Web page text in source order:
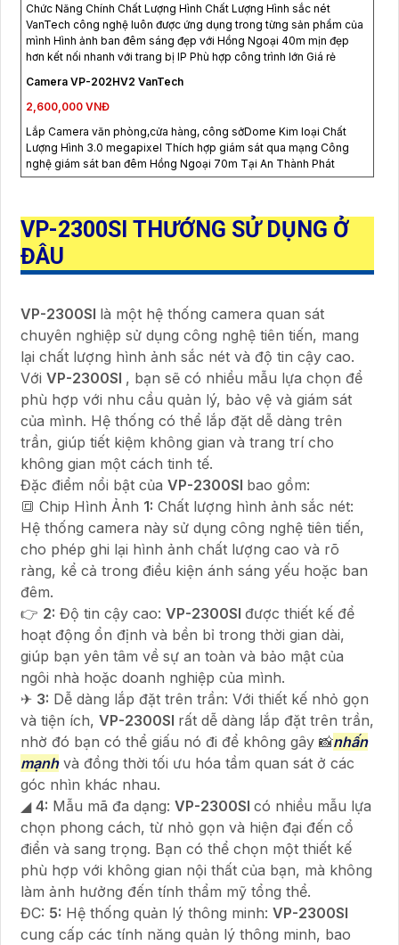
Chức Năng Chính Chất Lượng Hình Chất Lượng Hình sắc nét
VanTech công nghệ luôn được ứng dụng trong từng sản phẩm của
mình Hình ảnh ban đêm sáng đẹp với Hồng Ngoại 40m mịn đẹp
hơn kết nối nhanh với trang bị IP Phù hợp công trình lớn Giá rẻ
Camera VP-202HV2 VanTech
2,600,000 VNĐ
Lắp Camera văn phòng,cửa hàng, công sởDome Kim loại Chất
Lượng Hình 3.0 megapixel Thích hợp giám sát qua mạng Công
nghệ giám sát ban đêm Hồng Ngoại 70m Tại An Thành Phát
VP-2300SI THƯỚNG SỬ DỤNG Ở
ĐÂU
VP-2300SI là một hệ thống camera quan sát
chuyên nghiệp sử dụng công nghệ tiên tiến, mang
lại chất lượng hình ảnh sắc nét và độ tin cậy cao.
Với VP-2300SI , bạn sẽ có nhiều mẫu lựa chọn để
phù hợp với nhu cầu quản lý, bảo vệ và giám sát
của mình. Hệ thống có thể lắp đặt dễ dàng trên
trần, giúp tiết kiệm không gian và trang trí cho
không gian một cách tinh tế.
Đặc điểm nổi bật của VP-2300SI bao gồm:
🔳 Chip Hình Ảnh 1: Chất lượng hình ảnh sắc nét:
Hệ thống camera này sử dụng công nghệ tiên tiến,
cho phép ghi lại hình ảnh chất lượng cao và rõ
ràng, kể cả trong điều kiện ánh sáng yếu hoặc ban
đêm.
👉 2: Độ tin cậy cao: VP-2300SI được thiết kế để
hoạt động ổn định và bền bỉ trong thời gian dài,
giúp bạn yên tâm về sự an toàn và bảo mật của
ngôi nhà hoặc doanh nghiệp của mình.
✈ 3: Dễ dàng lắp đặt trên trần: Với thiết kế nhỏ gọn
và tiện ích, VP-2300SI rất dễ dàng lắp đặt trên trần,
nhờ đó bạn có thể giấu nó đi để không gây 📸nhấn
mạnhvà đồng thời tối ưu hóa tầm quan sát ở các
góc nhìn khác nhau.
◢ 4: Mẫu mã đa dạng: VP-2300SI có nhiều mẫu lựa
chọn phong cách, từ nhỏ gọn và hiện đại đến cổ
điển và sang trọng. Bạn có thể chọn một thiết kế
phù hợp với không gian nội thất của bạn, mà không
làm ảnh hưởng đến tính thẩm mỹ tổng thể.
ĐC: 5: Hệ thống quản lý thông minh: VP-2300SI
cung cấp các tính năng quản lý thông minh, bao